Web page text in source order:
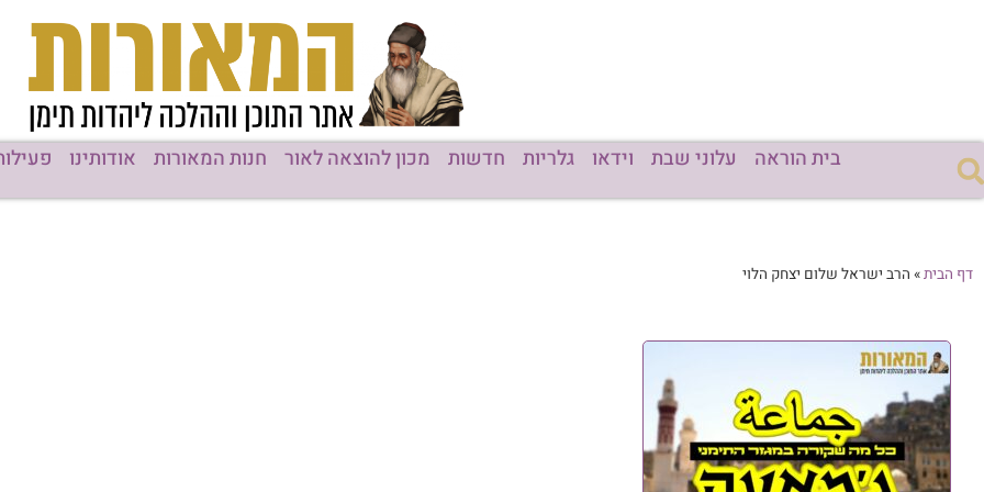
בית הוראה עלוני שבת וידאו גלריות חדשות מכון להוצאה לאור חנות המאורות אודותינו
דף הבית» הרב ישראל שלום יצחק הלוי